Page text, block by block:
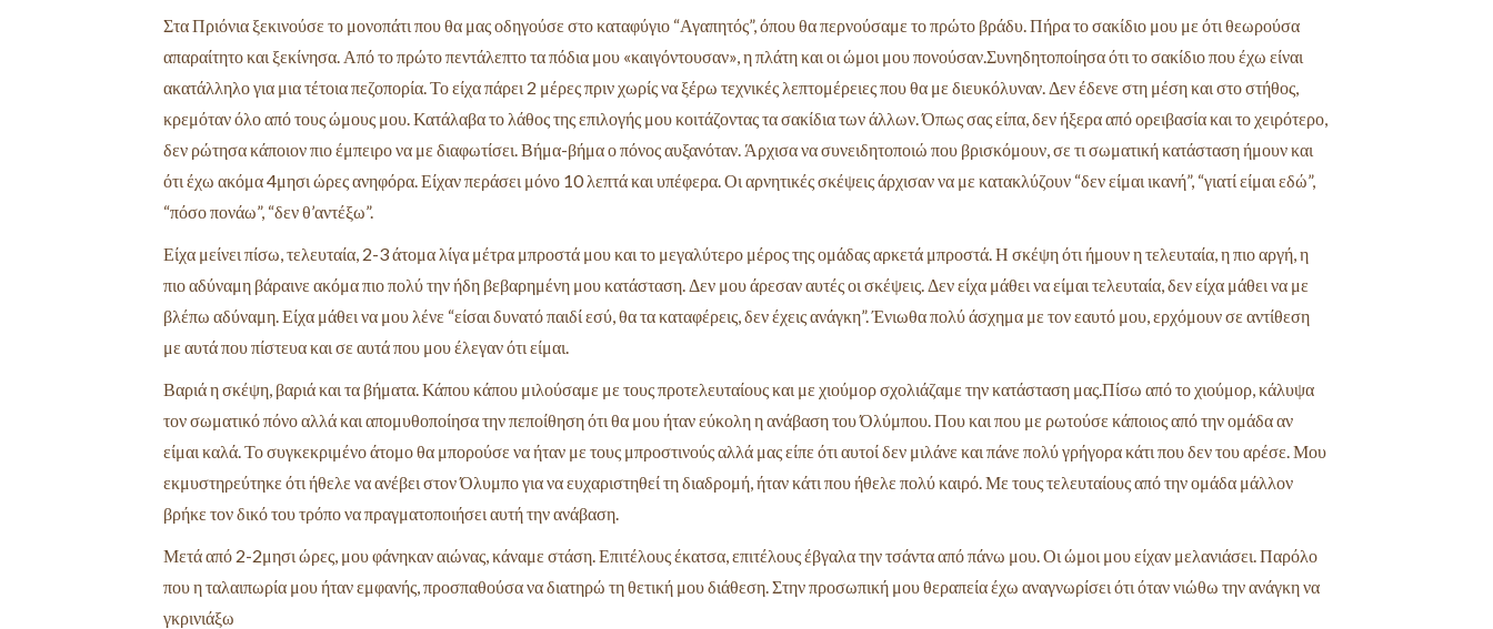
Στα Πριόνια ξεκινούσε το μονοπάτι που θα μας οδηγούσε στο καταφύγιο “Αγαπητός”, όπου θα περνούσαμε το πρώτο βράδυ. Πήρα το σακίδιο μου με ότι θεωρούσα
απαραίτητο και ξεκίνησα. Από το πρώτο πεντάλεπτο τα πόδια μου «καιγόντουσαν», η πλάτη και οι ώμοι μου πονούσαν.Συνηδητοποίησα ότι το σακίδιο που έχω είναι
ακατάλληλο για μια τέτοια πεζοπορία. Το είχα πάρει 2 μέρες πριν χωρίς να ξέρω τεχνικές λεπτομέρειες που θα με διευκόλυναν. Δεν έδενε στη μέση και στοστήθος,
κρεμόταν όλο από τους ώμους μου. Κατάλαβα το λάθος της επιλογής μου κοιτάζοντας τα σακίδια των άλλων. Όπως σας είπα, δεν ήξερα από ορειβασία και τοχειρότερο,
δεν ρώτησα κάποιον πιο έμπειρο να με διαφωτίσει. Βήμα-βήμα ο πόνος αυξανόταν. Άρχισα να συνειδητοποιώ που βρισκόμουν, σε τι σωματική κατάστασηήμουν και
ότι έχω ακόμα 4μησι ώρες ανηφόρα. Είχαν περάσει μόνο 10 λεπτά και υπέφερα. Οι αρνητικές σκέψεις άρχισαν να με κατακλύζουν “δεν είμαι ικανή”, “γιατί είμαι εδώ”,
“πόσο πονάω”, “δεν θ’αντέξω”.
Είχα μείνει πίσω, τελευταία, 2-3 άτομα λίγα μέτρα μπροστά μου και το μεγαλύτερο μέρος της ομάδας αρκετά μπροστά. Η σκέψη ότι ήμουν η τελευταία, η πιο αργή, η
πιο αδύναμη βάραινε ακόμα πιο πολύ την ήδη βεβαρημένη μου κατάσταση. Δεν μου άρεσαν αυτές οι σκέψεις. Δεν είχα μάθει να είμαι τελευταία, δεν είχα μάθει να με
βλέπω αδύναμη. Είχα μάθει να μου λένε “είσαι δυνατό παιδί εσύ, θα τα καταφέρεις, δεν έχεις ανάγκη”. Ένιωθα πολύ άσχημα με τον εαυτό μου, ερχόμουν σε αντίθεση
με αυτά που πίστευα και σε αυτά που μου έλεγαν ότι είμαι.
Βαριά η σκέψη, βαριά και τα βήματα. Κάπου κάπου μιλούσαμε με τους προτελευταίους και με χιούμορ σχολιάζαμε την κατάσταση μας.Πίσω από το χιούμορ, κάλυψα
τον σωματικό πόνο αλλά και απομυθοποίησα την πεποίθηση ότι θα μου ήταν εύκολη η ανάβαση του Όλύμπου. Που και που με ρωτούσε κάποιος από την ομάδα αν
είμαι καλά. Το συγκεκριμένο άτομο θα μπορούσε να ήταν με τους μπροστινούς αλλά μας είπε ότι αυτοί δεν μιλάνε και πάνε πολύ γρήγορα κάτι που δεν του αρέσε. Μου
εκμυστηρεύτηκε ότι ήθελε να ανέβει στον Όλυμπο για να ευχαριστηθεί τη διαδρομή, ήταν κάτι που ήθελε πολύ καιρό. Με τους τελευταίους από την ομάδα μάλλον
βρήκε τον δικό του τρόπο να πραγματοποιήσει αυτή την ανάβαση.
Μετά από 2-2μησι ώρες, μου φάνηκαν αιώνας, κάναμε στάση. Επιτέλους έκατσα, επιτέλους έβγαλα την τσάντα από πάνω μου. Οι ώμοι μου είχαν μελανιάσει. Παρόλο
που ηταλαιπωρία μου ήταν εμφανής, προσπαθούσα να διατηρώ τη θετική μου διάθεση. Στην προσωπική μου θεραπεία έχω αναγνωρίσει ότι όταν νιώθω την ανάγκη να
γκρινιάξω